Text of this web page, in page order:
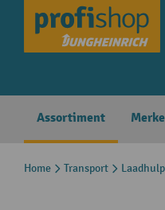
Skip to main
Assortiment
Home Transport